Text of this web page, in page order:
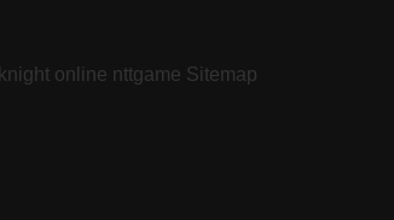
knight online nttgame Sitemap